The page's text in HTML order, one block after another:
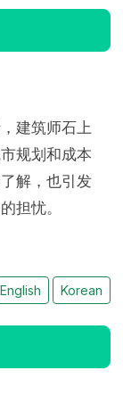
建筑师石上
规划和成本
解，也引发
担忧。
English Korean